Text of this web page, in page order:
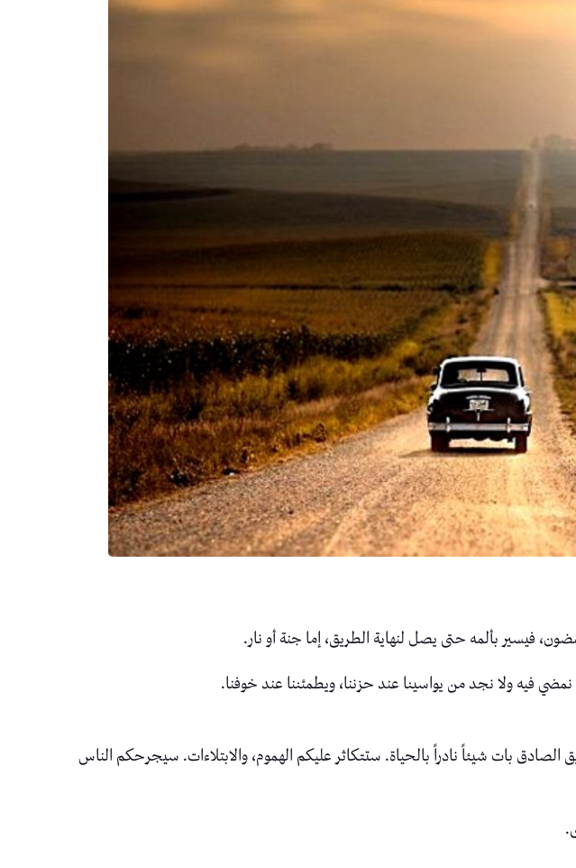
فيسير بألمه حتى يصل لنهاية الطريق، إما جنة أو نار.
نمضي فيه ولا نجد من يواسينا عند حزننا، ويطمئننا عند خوفنا.
الصادق بات شيئاً نادراً بالحياة. ستتكاثر عليكم الهموم، والابتلاءات. سيجرحكم الناس